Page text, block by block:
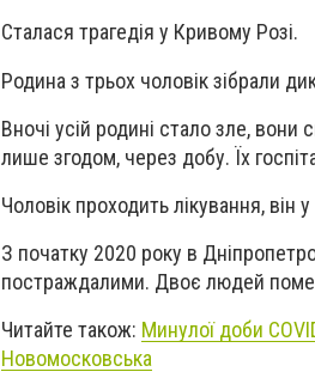
Сталася трагедія у Кривому Розі.
Родина з трьох чоловік зібрали
Вночі усій родині стало зле,
лише згодом, через добу. Їх
Чоловік проходить лікування, він
З початку 2020 року в
постраждалими. Двоє людей
Читайте також: Минулої доби
Новомосковська